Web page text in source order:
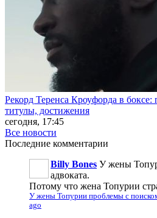
Рекорд Теренса Кроуфорда в
титулы, достижения
сегодня, 17:45
Все новости
Последние комментарии
Billy Bones У жены
адвоката.
Потому что жена Топурии
У жены Топурии проблемы с
ago